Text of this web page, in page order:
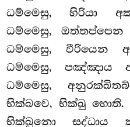
ධම්මෙසු, හිරියා
ධම්මෙසු,
ධම්මෙසු, වීරියෙන
ධම්මෙසු, පඤ්ඤාය
ධම්මෙසු,
භික්ඛවෙ, භික්ඛු
භික්ඛුනො සද්ධාය